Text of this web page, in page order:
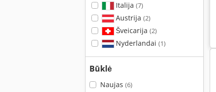
Italija (7)
Austrija (2)
Šveicarija (2)
Nyderlandai (1)
Būklė
Naujas (6)
Deckel Maho Fp3 Deckel Maho Heidenhain